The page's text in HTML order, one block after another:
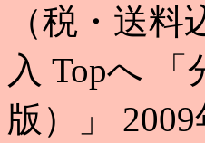
（税・送
入 Topへ
版）」